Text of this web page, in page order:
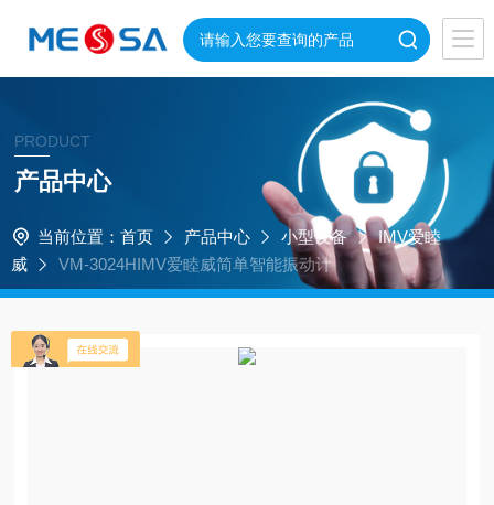
PRODUCT
产品中心
当前位置： 首页 产品中心 小型设备
IMV爱睦
威
VM-3024HIMV爱睦威简单智能振动计